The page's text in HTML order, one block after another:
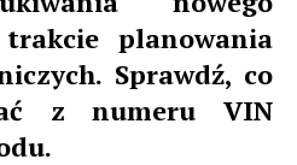
planowania
Sprawdź, co
z numeru VIN